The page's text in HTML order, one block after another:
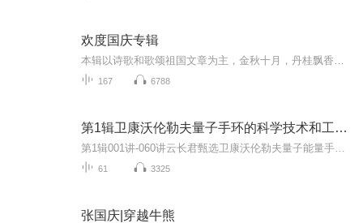
欢度国庆专辑
167 6788
第1辑卫康沃伦勒夫量子手环的科学技术和工作原理
61 3325
张国庆|穿越牛熊